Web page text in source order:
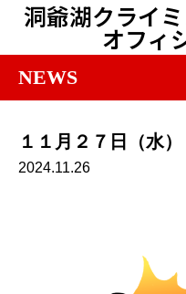
洞爺湖クライ
オフィ
NEWS
１１月２７日（水
2024.11.26